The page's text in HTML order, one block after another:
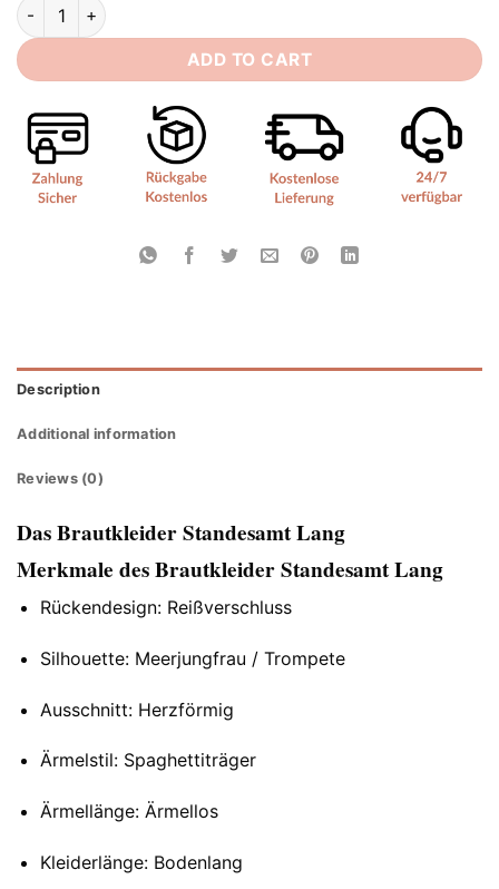
Brautkleider Standesamt Lang quantity
ADD TO CART
Description
Additional information
Reviews (0)
Das Brautkleider Standesamt Lang
Merkmale des Brautkleider Standesamt Lang
Rückendesign: Reißverschluss
Silhouette: Meerjungfrau / Trompete
Ausschnitt: Herzförmig
Ärmelstil: Spaghettiträger
Ärmellänge: Ärmellos
Kleiderlänge: Bodenlang